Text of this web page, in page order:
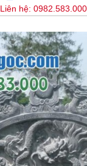
Liên hệ: 0982.583.000